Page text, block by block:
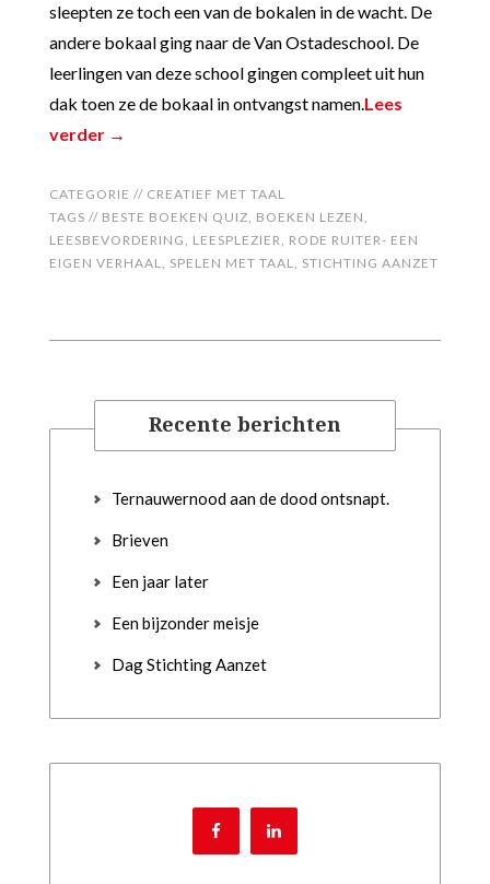
sleepten ze toch een van de bokalen in de wacht. De
andere bokaal ging naar de Van Ostadeschool. De
leerlingen van deze school gingen compleet uit hun
dak toen ze de bokaal in ontvangst namen.Lees
verder →
CATEGORIE // CREATIEF MET TAAL
TAGS // BESTE BOEKEN QUIZ, BOEKEN LEZEN,
LEESBEVORDERING, LEESPLEZIER, RODE RUITER- EEN
EIGEN VERHAAL, SPELEN MET TAAL, STICHTING AANZET
Recente berichten
Ternauwernood aan de dood ontsnapt.
Brieven
Een jaar later
Een bijzonder meisje
Dag Stichting Aanzet